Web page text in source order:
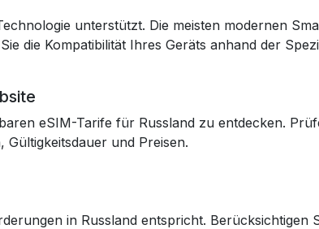
unterstützt. Die meisten modernen
die Kompatibilität Ihres Geräts anhand der
eSIM-Tarife für Russland zu entdecken.
und Preisen.
in Russland entspricht. Berücksichtigen